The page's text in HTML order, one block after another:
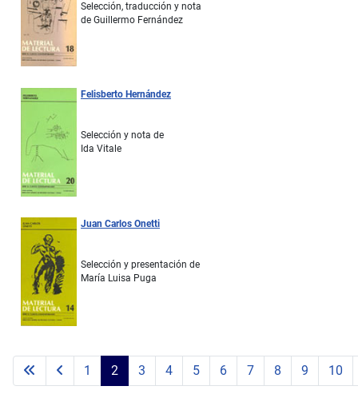
Selección, traducción y nota
de Guillermo Fernández
Felisberto Hernández
Selección y nota de
Ida Vitale
Juan Carlos Onetti
Selección y presentación de
María Luisa Puga
1 2 3 4 5 6 7 8 9 10